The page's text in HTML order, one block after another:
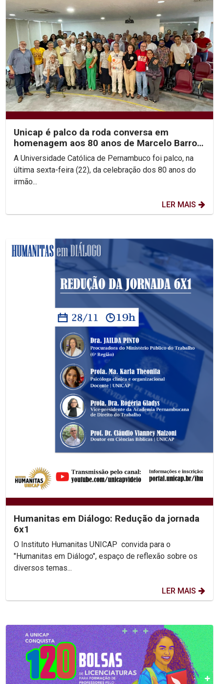
Unicap é palco da roda conversa em
homenagem aos 80 anos de Marcelo Barros
e às Teologias da...
A Universidade Católica de Pernambuco foi palco, na
última sexta-feira (22), da celebração dos 80 anos do
irmão...
LER MAIS
Humanitas em Diálogo: Redução da jornada
6x1
O Instituto Humanitas UNICAP convida para o
"Humanitas em Diálogo", espaço de reflexão sobre os
diversos temas...
LER MAIS